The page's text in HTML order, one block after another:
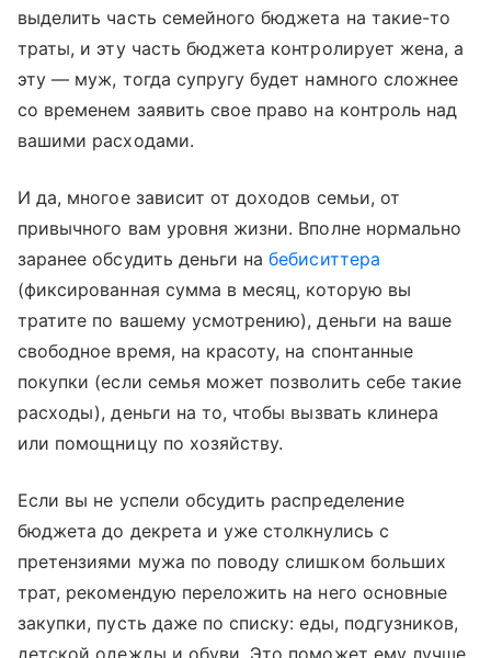
выделить часть семейного бюджета на такие-то
траты, и эту часть бюджета контролирует жена, а
эту — муж, тогда супругу будет намного сложнее
со временем заявить свое право на контроль над
вашими расходами.
И да, многое зависит от доходов семьи, от
привычного вам уровня жизни. Вполне нормально
заранее обсудить деньги набебиситтера
(фиксированная сумма в месяц, которую вы
тратите по вашему усмотрению), деньги на ваше
свободное время, на красоту, на спонтанные
покупки (если семья может позволить себе такие
расходы), деньги на то, чтобы вызвать клинера
или помощницу по хозяйству.
Если вы не успели обсудить распределение
бюджета до декрета и уже столкнулись с
претензиями мужа по поводу слишком больших
трат, рекомендую переложить на него основные
закупки, пусть даже по списку: еды, подгузников,